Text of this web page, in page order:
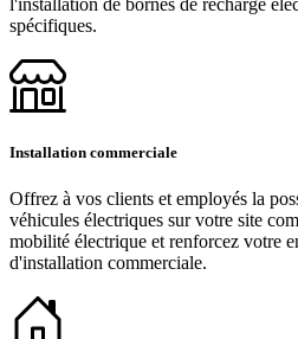
spécifiques.
Installation commerciale
Offrez à vos clients et employés la
véhicules électriques sur votre site
mobilité électrique et renforcez votre
d'installation commerciale.